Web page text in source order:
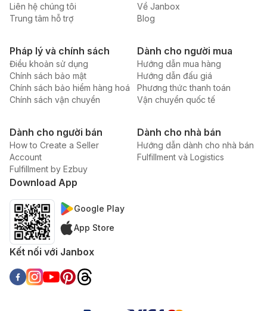
Liên hệ chúng tôi
Trung tâm hỗ trợ
Về Janbox
Blog
Pháp lý và chính sách
Điều khoản sử dụng
Chính sách bảo mật
Chính sách bảo hiểm hàng hoá
Chính sách vận chuyển
Dành cho người mua
Hướng dẫn mua hàng
Hướng dẫn đấu giá
Phương thức thanh toán
Vận chuyển quốc tế
Dành cho người bán
How to Create a Seller
Account
Fulfillment by Ezbuy
Dành cho nhà bán
Hướng dẫn dành cho nhà bán
Fulfillment và Logistics
Download App
Google Play
App Store
Kết nối với Janbox